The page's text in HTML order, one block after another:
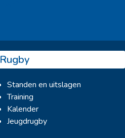
Rugby
Standen en uitslagen
Training
Kalender
Jeugdrugby